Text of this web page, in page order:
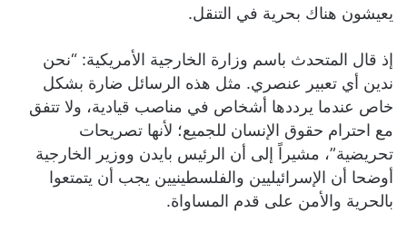
يعيشون هناك بحرية في التنقل.
إذ قال المتحدث باسم وزارة الخارجية الأمريكية: “نحن
ندين أي تعبير عنصري. مثل هذه الرسائل ضارة بشكل
خاص عندما يرددها أشخاص في مناصب قيادية، ولا تتفق
مع احترام حقوق الإنسان للجميع؛ لأنها تصريحات
تحريضية”، مشيراً إلى أن الرئيس بايدن ووزير الخارجية
أوضحا أن الإسرائيليين والفلسطينيين يجب أن يتمتعوا
بالحرية والأمن على قدم المساواة.